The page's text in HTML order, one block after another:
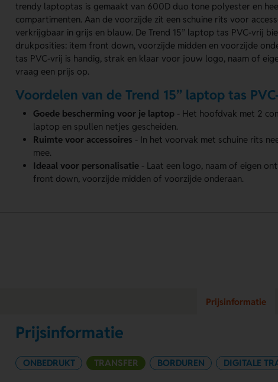
trendy laptoptas is gemaakt van 600D duo tone polyester en
compartimenten. Aan de voorzijde zit een schuine rits voor
verkrijgbaar in grijs en blauw. De Trend 15” laptop tas PVC-vrij
drukposities: item front down, voorzijde midden en voorzijde
tas PVC-vrij is handig, strak en klaar voor jouw logo, naam of
vraag een prijs op.
Voordelen van de Trend 15” laptop tas
Goede bescherming voor je laptop - Het hoofdvak met 2
laptop en spullen netjes gescheiden.
Ruimte voor accessoires - In het voorvak met schuine rits
mee.
Ideaal voor personalisatie - Laat een logo, naam of eigen
front down, voorzijde midden of voorzijde onderaan.
Prijsinformatie
Prijsinformatie
ONBEDRUKT TRANSFER BORDUREN DIGITALE